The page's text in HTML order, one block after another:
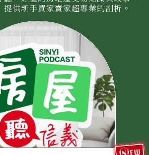
供新手買家賣家超專業的剖析。